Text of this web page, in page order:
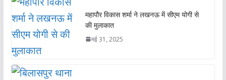
महापौर विकास शर्मा ने लखनऊ में सीएम योगी से
की मुलाकात
मई 31, 2025